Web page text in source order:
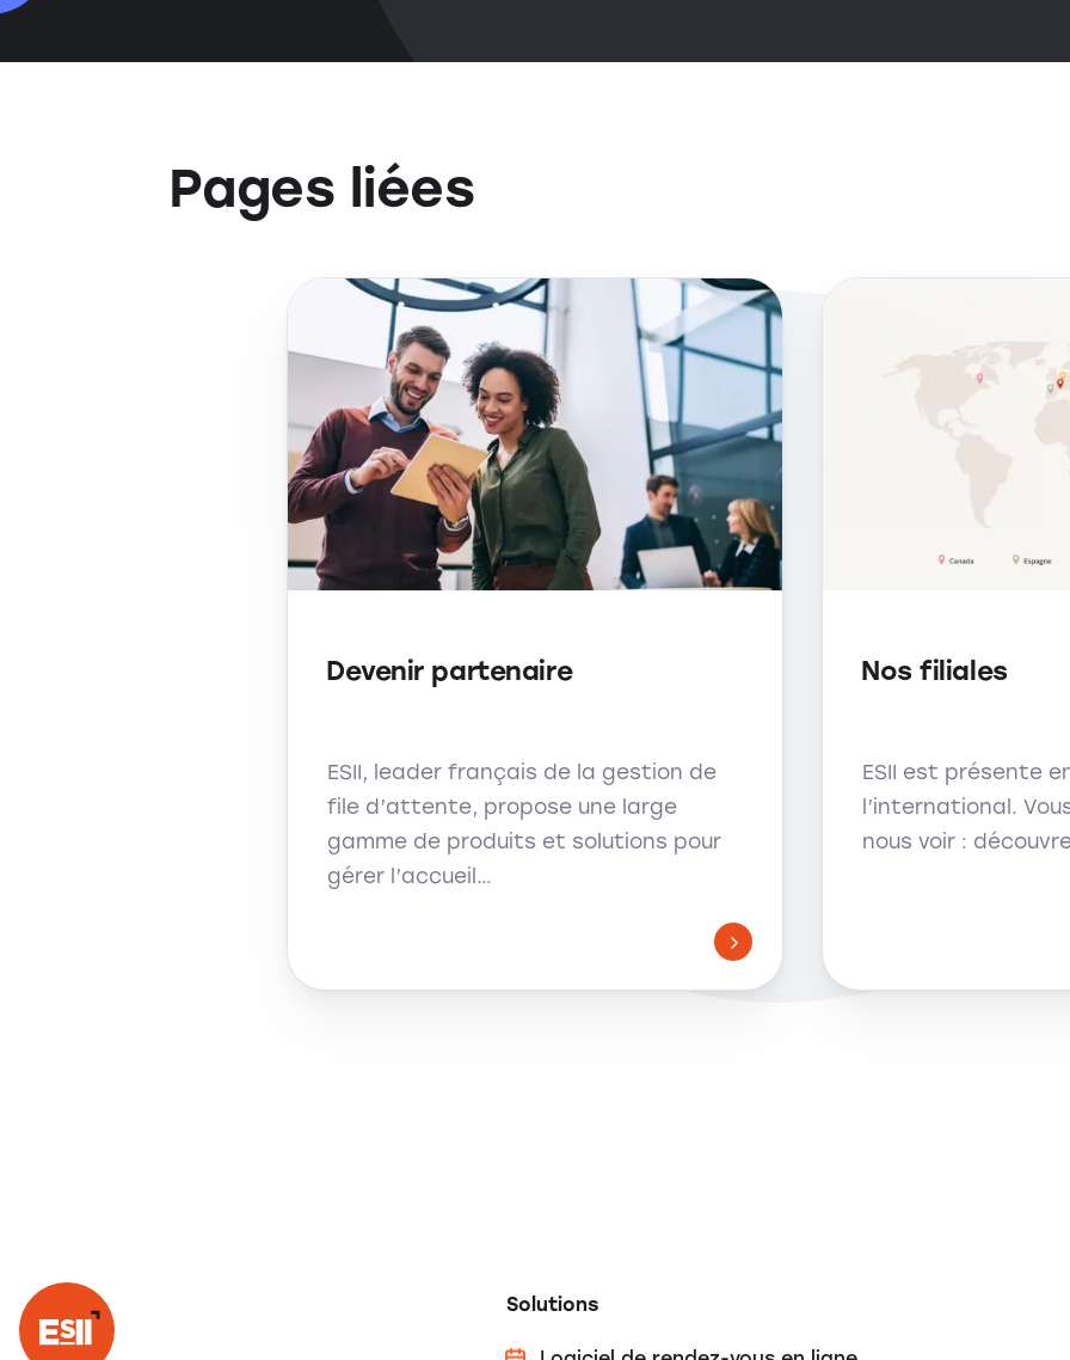
Pages liées
Devenir partenaire
ESII, leader français de la gestion de
file d’attente, propose une large
gamme de produits et solutions pour
gérer l’accueil…
Nos filiales
ESII est présente
l’international.
nous voir :
Solutions